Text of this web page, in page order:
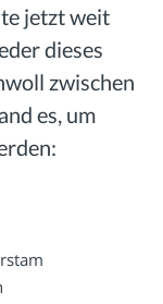
jetzt weit
dieses
zwischen
es, um